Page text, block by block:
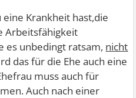
Krankheit hast,die
Arbeitsfähigkeit
es unbedingt ratsam, nicht
das für die Ehe auch eine
muss auch für
Auch nach einer